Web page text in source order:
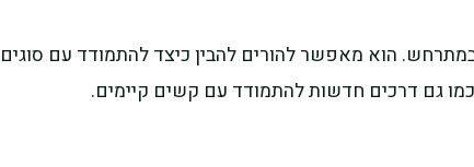
הוא מאפשר להורים להבין כיצד להתמודד עם
גם דרכים חדשות להתמודד עם קשים קיימים.